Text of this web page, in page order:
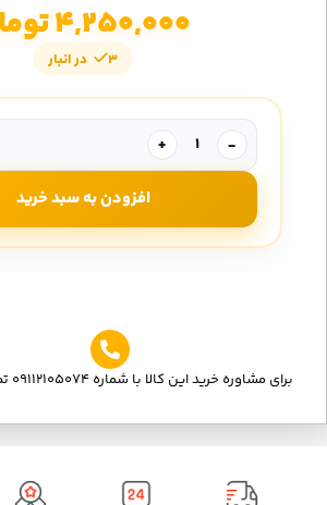
4,250,000
3 در انبار
-
+
افزودن به سبد خرید
برای مشاوره خرید این کالا با شماره 09112105074 تماس بگیرید.